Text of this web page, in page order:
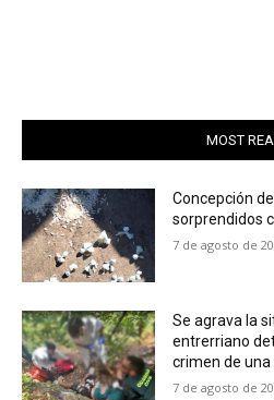
MOST
Concepción
sorprendidos
7 de agosto de
Se agrava la
entrerriano
crimen de
7 de agosto de